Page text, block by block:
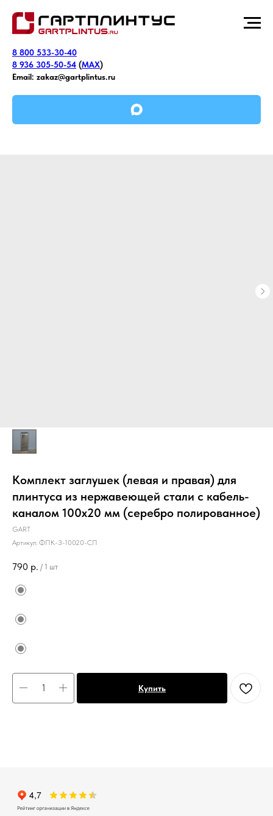
8 800 533-30-40
8 936 305-50-54 (MAX)
Email: zakaz@gartplintus.ru
Комплект заглушек (левая и правая) для
плинтуса из нержавеющей стали с кабель-
каналом 100х20 мм (серебро полированное)
GART
Артикул: ФПК-З-10020-СП
790 р. / 1 шт
Купить